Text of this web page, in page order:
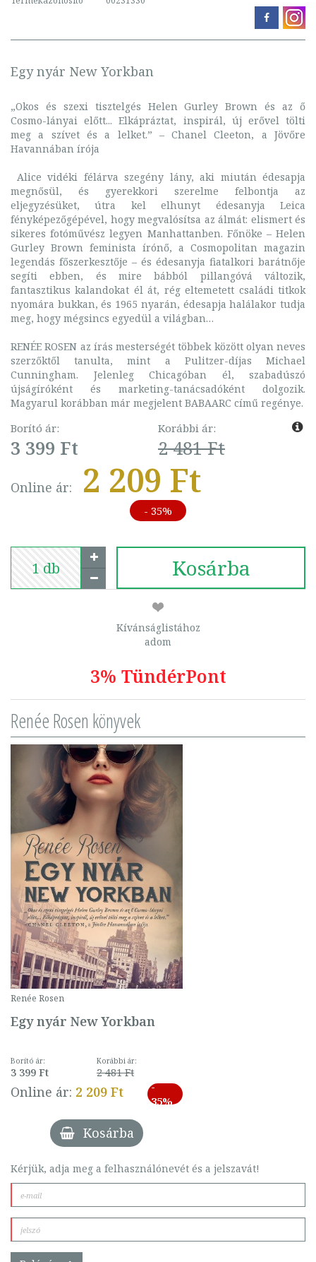
Egy nyár New Yorkban
„Okos és szexi tisztelgés Helen Gurley Brown és az ő
Cosmo-lányai előtt... Elkápráztat, inspirál, új erővel tölti
meg a szívet és a lelket.” – Chanel Cleeton, a Jövőre
Havannában írója
Alice vidéki félárva szegény lány, aki miután édesapja
megnősül, és gyerekkori szerelme felbontja az
eljegyzésüket, útra kel elhunyt édesanyja Leica
fényképezőgépével, hogy megvalósítsa az álmát: elismert és
sikeres fotóművész legyen Manhattanben. Főnöke – Helen
Gurley Brown feminista írónő, a Cosmopolitan magazin
legendás főszerkesztője – és édesanyja fiatalkori barátnője
segíti ebben, és mire bábból pillangóvá változik,
fantasztikus kalandokat él át, rég eltemetett családi titkok
nyomára bukkan, és 1965 nyarán, édesapja halálakor tudja
meg, hogy mégsincs egyedül a világban…
RENÉE ROSEN az írás mesterségét többek között olyan neves
szerzőktől tanulta, mint a Pulitzer-díjas Michael
Cunningham. Jelenleg Chicagóban él, szabadúszó
újságíróként és marketing-tanácsadóként dolgozik.
Magyarul korábban már megjelent BABAARC című regénye.
Borító ár:
3 399 Ft
Korábbi ár:
2 481 Ft
Online ár: 2 209 Ft
- 35%
Kosárba
Kívánságlistához
adom
3% TündérPont
Renée Rosen könyvek
Renée Rosen
Egy nyár New Yorkban
Borító ár:
3 399 Ft
Korábbi ár:
2 481 Ft
Online ár: 2 209 Ft
-
35%
Kosárba
Kérjük, adja meg a felhasználónevét és a jelszavát!